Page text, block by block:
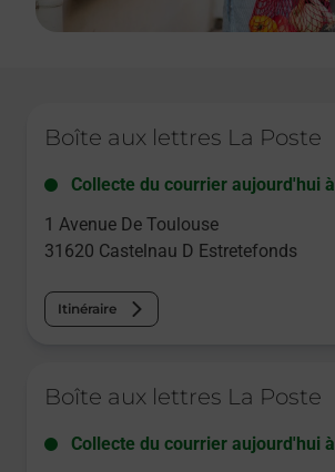
Boîte aux lettres La Poste
Collecte du courrier aujourd'hui à
1 Avenue De Toulouse
31620 Castelnau D Estretefonds
Itinéraire
Boîte aux lettres La Poste
Collecte du courrier aujourd'hui à